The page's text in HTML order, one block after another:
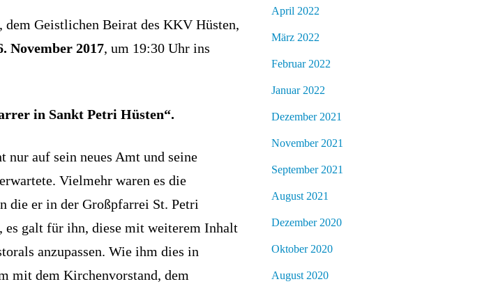
, dem Geistlichen Beirat des KKV Hüsten,
November 2017, um 19:30 Uhr ins
in Sankt Petri Hüsten“.
auf sein neues Amt und seine
Vielmehr waren es die
die er in der Großpfarrei St. Petri
es galt für ihn, diese mit weiterem Inhalt
anzupassen. Wie ihm dies in
mit dem Kirchenvorstand, dem
April 2022
März 2022
Februar 2022
Januar 2022
Dezember 2021
November 2021
September 2021
August 2021
Dezember 2020
Oktober 2020
August 2020